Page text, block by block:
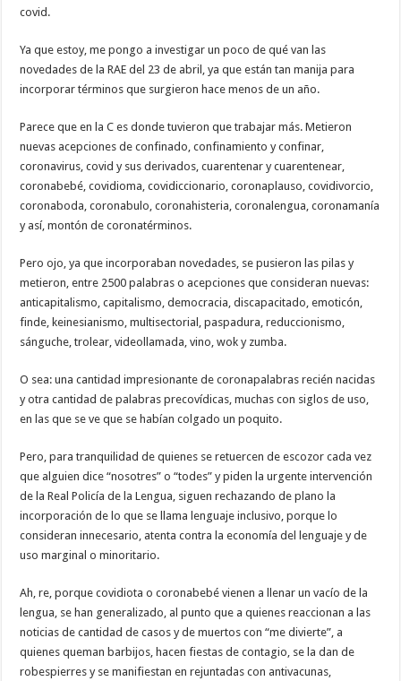
covid.
Ya que estoy, me pongo a investigar un poco de qué van las
novedades de la RAE del 23 de abril, ya que están tan manija para
incorporar términos que surgieron hace menos de un año.
Parece que en la C es donde tuvieron que trabajar más. Metieron
nuevas acepciones de confinado, confinamiento y confinar,
coronavirus, covid y sus derivados, cuarentenar y cuarentenear,
coronabebé, covidioma, covidiccionario, coronaplauso, covidivorcio,
coronaboda, coronabulo, coronahisteria, coronalengua, coronamanía
y así, montón de coronatérminos.
Pero ojo, ya que incorporaban novedades, se pusieron las pilas y
metieron, entre 2500 palabras o acepciones que consideran nuevas:
anticapitalismo, capitalismo, democracia, discapacitado, emoticón,
finde, keinesianismo, multisectorial, paspadura, reduccionismo,
sánguche, trolear, videollamada, vino, wok y zumba.
O sea: una cantidad impresionante de coronapalabras recién nacidas
y otra cantidad de palabras precovídicas, muchas con siglos de uso,
en las que se ve que se habían colgado un poquito.
Pero, para tranquilidad de quienes se retuercen de escozor cada vez
que alguien dice “nosotres” o “todes” y piden la urgente intervención
de la Real Policía de la Lengua, siguen rechazando de plano la
incorporación de lo que se llama lenguaje inclusivo, porque lo
consideran innecesario, atenta contra la economía del lenguaje y de
uso marginal o minoritario.
Ah, re, porque covidiota o coronabebé vienen a llenar un vacío de la
lengua, se han generalizado, al punto que a quienes reaccionan a las
noticias de cantidad de casos y de muertos con “me divierte”, a
quienes queman barbijos, hacen fiestas de contagio, se la dan de
robespierres y se manifiestan en rejuntadas con antivacunas,